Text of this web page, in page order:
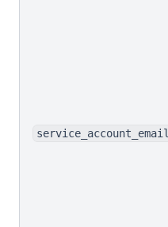
service_account_email